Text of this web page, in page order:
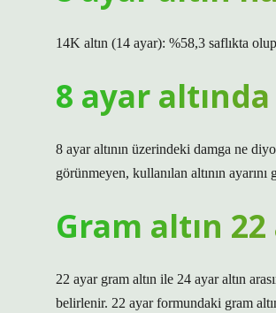
14K altın (14 ayar): %58,3 saflıkta
8 ayar
8 ayar altının üzerindeki damga ne
görünmeyen, kullanılan altının
Gram altın 22
22 ayar gram altın ile 24 ayar altın
belirlenir. 22 ayar formundaki gram